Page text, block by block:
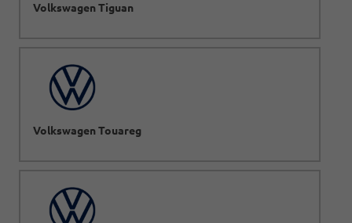
Volkswagen Tiguan
Volkswagen Touareg